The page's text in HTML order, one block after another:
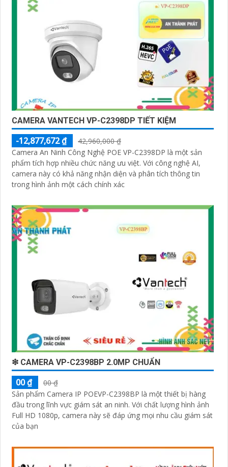
CAMERA VANTECH VP-C2398DP TIẾT KIỆM
-12,877,672 ₫
42,960,000 ₫
Camera An Ninh Công Nghệ POE VP-C2398DP là một sản
phẩm tích hợp nhiều chức năng ưu việt. Với công nghệ AI,
camera này có khả năng nhận diện và phân tích thông tin
trong hình ảnh một cách chính xác
❇ CAMERA VP-C2398BP 2.0MP CHUẨN
00 ₫
00 ₫
Sản phẩm Camera IP POEVP-C2398BP là một thiết bị hàng
đầu trong lĩnh vực giám sát an ninh. Với chất lượng hình ảnh
Full HD 1080p, camera này sẽ đáp ứng mọi nhu cầu giám sát
của bạn